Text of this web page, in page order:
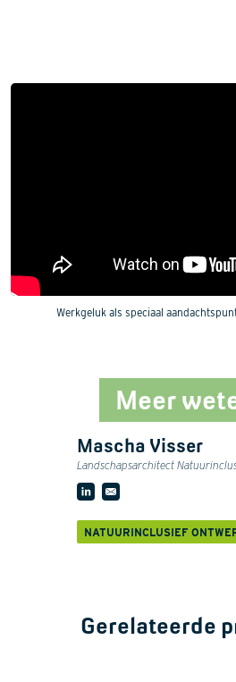
Werkgeluk als speciaal
Meer
Mascha Visser
Landschapsarchitect
NATUURINCLUSIEF
Gerelateerde